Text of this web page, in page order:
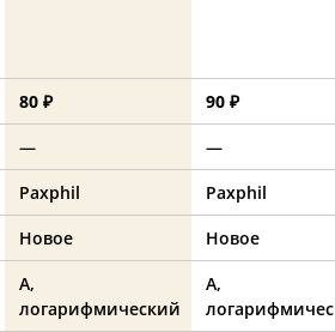
80 ₽
90 ₽
—
—
Paxphil
Paxphil
Новое
Новое
A,
логарифмический
A,